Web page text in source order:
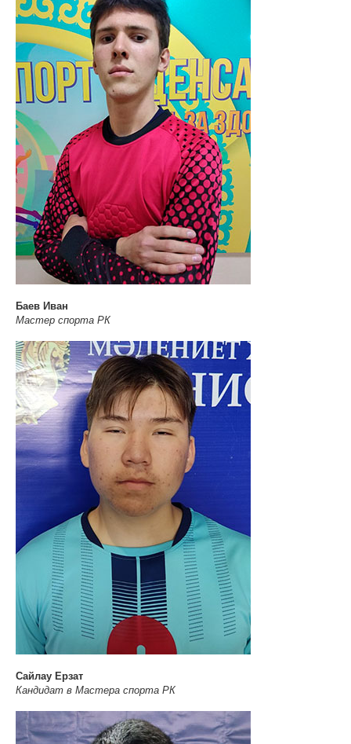
Баев Иван
Мастер спорта РК
Сайлау Ерзат
Кандидат в Мастера спорта РК